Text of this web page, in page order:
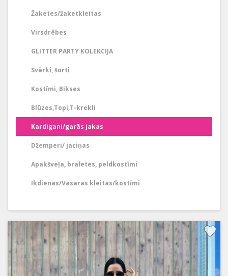
Žaketes/žaketkleitas
Virsdrēbes
GLITTER PARTY KOLEKCIJA
Svārki, šorti
Kostīmi, Bikses
Blūzes,Topi,T-krekli
Kardigani/garās jakas
Džemperi/ jaciņas
Apakšveļa, braletes, peldkostīmi
Ikdienas/Vasaras kleitas/kostīmi